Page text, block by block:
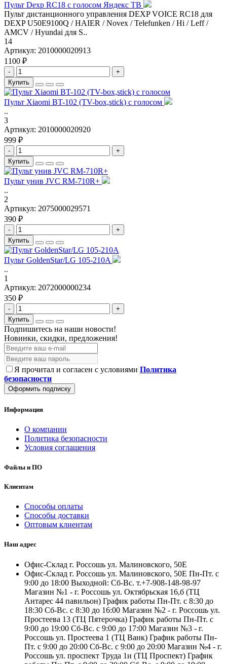
Пульт Dexp RC18 с голосом Яндекс ТВ
Пульт дистанционного управления DEXP VOICE RC18 для
DEXP U50E9100Q / HAIER / Novex / Telefunken / Hi / Leff /
AMCV / Hyundai для S..
14
Артикул: 2010000020913
1100 ₽
-
+
Купить
Пульт Xiaomi BT-102 (TV-box,stick) с голосом
..
3
Артикул: 2010000020920
999 ₽
-
+
Купить
Пульт унив JVC RM-710R+
..
2
Артикул: 2075000029571
390 ₽
-
+
Купить
Пульт GoldenStar/LG 105-210A
..
1
Артикул: 2072000000234
350 ₽
-
+
Купить
Подпишитесь на наши новости!
Новинки, скидки, предложения!
Я прочитал и согласен с условиями Политика
безопасности
Оформить подписку
Информация
О компании
Политика безопасности
Условия соглашения
Файлы и ПО
Клиентам
Способы оплаты
Способы доставки
Оптовым клиентам
Наш адрес
Офис-Склад г. Россошь ул. Малиновского, 50Е
Офис-Склад г. Россошь ул. Малиновского, 50Е Пн-Пт. с
9:00 до 18:00 Выходной: Сб-Вс. т.+7-908-148-98-97
Магазин №1 - г. Россошь ул. Октябрьская 16,б (ТЦ
Антарес 44 павильон) График работы Пн-Пт. с 8:30 до
18:30 Сб-Вс. с 8:30 до 16:00 Магазин №2 - г. Россошь ул.
Простеева 13 (ТЦ Пятерочка) График работы Пн-Пт. с
9:00 до 19:00 Сб-Вс. с 9:00 до 17:00 Магазин №3 - г.
Россошь ул. Простеева 1 (ТЦ Ванк) График работы Пн-
Пт. с 9:00 до 20:00 Сб-Вс. с 9:00 до 20:00 Магазин №4 - г.
Россошь ул. проспект Труда 1и (ТЦ Проспект) График